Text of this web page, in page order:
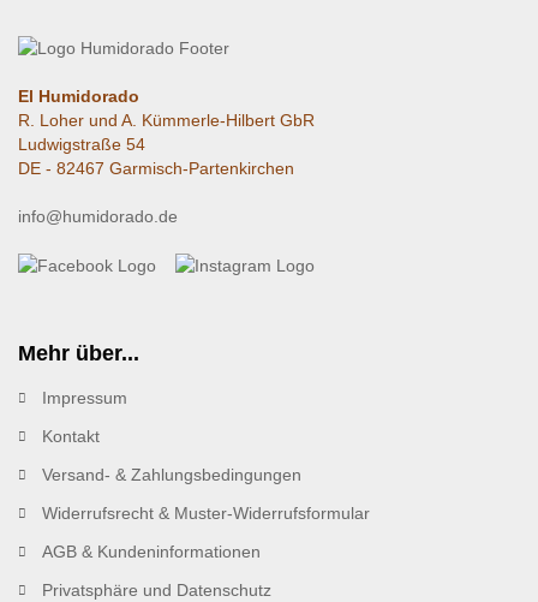
El Humidorado
R. Loher und A. Kümmerle-Hilbert GbR
Ludwigstraße 54
DE - 82467 Garmisch-Partenkirchen
info@humidorado.de
Mehr über...
Impressum
Kontakt
Versand- & Zahlungsbedingungen
Widerrufsrecht & Muster-Widerrufsformular
AGB & Kundeninformationen
Privatsphäre und Datenschutz